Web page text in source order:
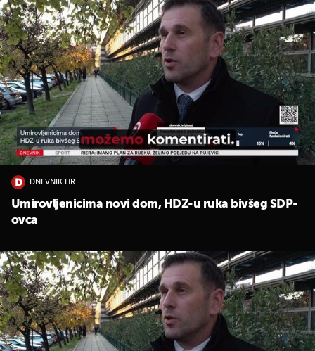
DNEVNIK.HR
Umirovljenicima novi dom, HDZ-u ruka bivšeg SDP-
ovca